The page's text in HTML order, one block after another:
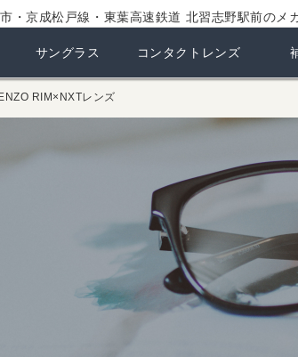
・京成松戸線・東葉高速鉄道 北習志野駅前の
サングラス コンタクトレンズ
RIM×NXTレンズ